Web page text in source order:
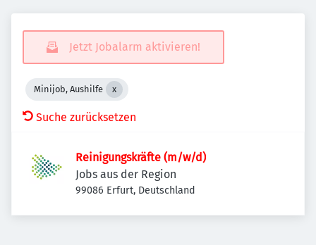
Jetzt Jobalarm aktivieren!
Minijob, Aushilfe
Suche zurücksetzen
Reinigungskräfte (m/w/d)
Jobs aus der Region
99086 Erfurt, Deutschland